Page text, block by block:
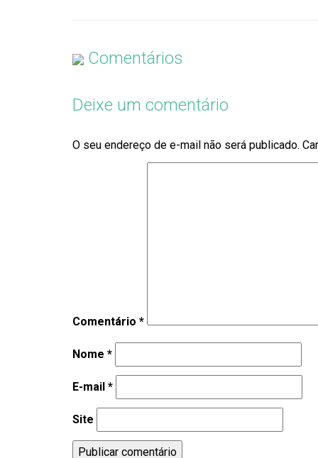
Comentários
Deixe um comentário
O seu endereço de e-mail não será publicado.
Comentário *
Nome *
E-mail *
Site